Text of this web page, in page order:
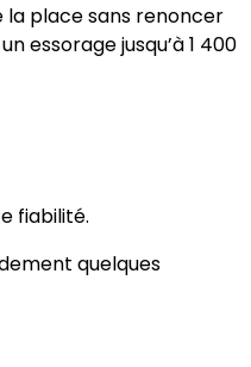
la place sans renoncer
essorage jusqu’à 1 400
fiabilité.
quelques